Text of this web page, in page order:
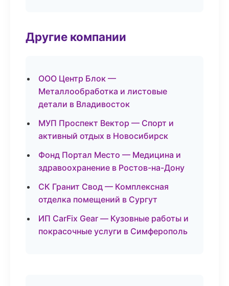
Другие компании
ООО Центр Блок —
Металлообработка и листовые
детали в Владивосток
МУП Проспект Вектор — Спорт и
активный отдых в Новосибирск
Фонд Портал Место — Медицина и
здравоохранение в Ростов-на-Дону
СК Гранит Свод — Комплексная
отделка помещений в Сургут
ИП CarFix Gear — Кузовные работы и
покрасочные услуги в Симферополь